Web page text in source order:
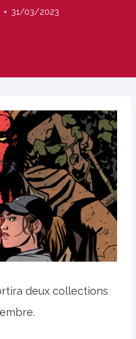
31/03/2023
deux collections